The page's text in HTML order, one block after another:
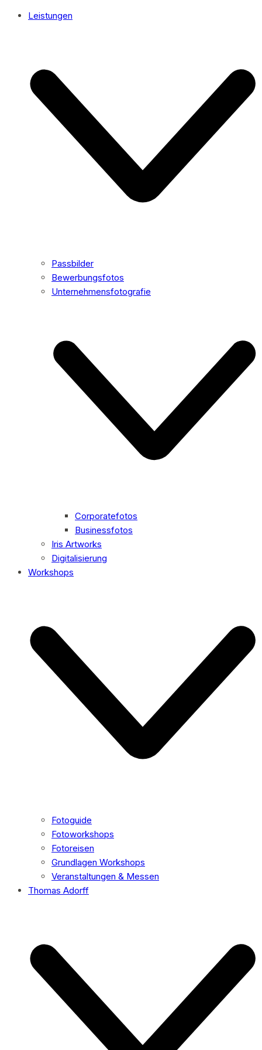
Leistungen
Passbilder
Bewerbungsfotos
Unternehmensfotografie
Corporatefotos
Businessfotos
Iris Artworks
Digitalisierung
Workshops
Fotoguide
Fotoworkshops
Fotoreisen
Grundlagen Workshops
Veranstaltungen & Messen
Thomas Adorff